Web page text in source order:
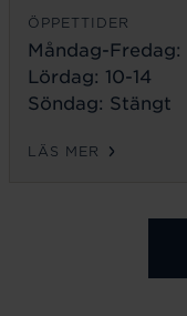
ÖPPETTIDER
Måndag-Fredag:
Lördag: 10-14
Söndag: Stängt
LÄS MER